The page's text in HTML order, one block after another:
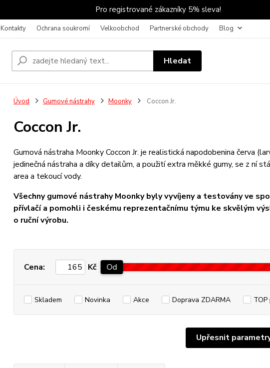
Pro registrované zákazníky 5% sleva!
Kontakty Ochrana soukromí Velkoobchod Partnerské obchody Blog
Hledat
Úvod Gumové nástrahy Moonky Coccon Jr.
Coccon Jr.
Gumová nástraha Moonky Coccon Jr. je realistická napodobenina červa
jedinečná nástraha a díky detailům, a použití extra měkké gumy, se z ní
area a tekoucí vody.
Všechny gumové nástrahy Moonky byly vyvíjeny a testovány ve
přívlačí a pomohli i českému reprezentačnímu týmu ke skvělým
o ruční výrobu.
Upřesnit
Cena: Kč Od
Skladem Novinka Akce Doprava ZDARMA